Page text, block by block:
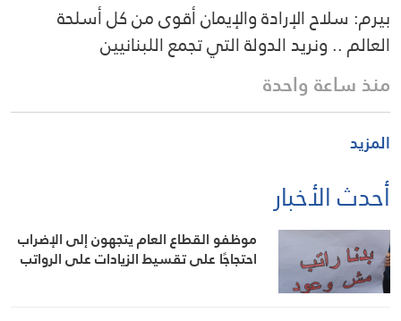
بيرم: سلاح الإرادة والإيمان أقوى من كل أسلحة
العالم .. ونريد الدولة التي تجمع اللبنانيين
منذ ساعة واحدة
المزيد
أحدث الأخبار
موظفو القطاع العام يتجهون إلى الإضراب
احتجاجًا على تقسيط الزيادات على الرواتب